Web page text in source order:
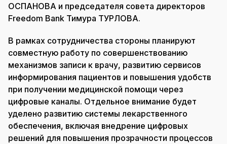
ОСПАНОВА и председателя совета директоров
Freedom Bank Тимура ТУРЛОВА.
В рамках сотрудничества стороны планируют
совместную работу по совершенствованию
механизмов записи к врачу, развитию сервисов
информирования пациентов и повышения удобств
при получении медицинской помощи через
цифровые каналы. Отдельное внимание будет
уделено развитию системы лекарственного
обеспечения, включая внедрение цифровых
решений для повышения прозрачности процессов